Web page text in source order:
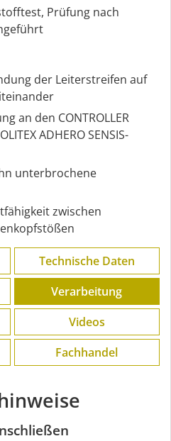
Prüfung nach
der Leiterstreifen auf
an den CONTROLLER
ADHERO SENSIS-
unterbrochene
zwischen
Technische Daten
Verarbeitung
Videos
Fachhandel